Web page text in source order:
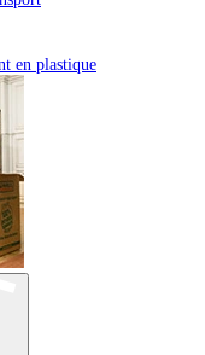
en plastique